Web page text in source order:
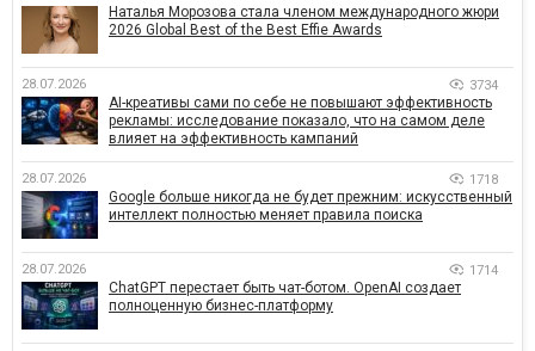
Наталья Морозова стала членом международного жюри
2026 Global Best of the Best Effie Awards
28.07.2026 3734
AI-креативы сами по себе не повышают эффективность
рекламы: исследование показало, что на самом деле
влияет на эффективность кампаний
28.07.2026 1718
Google больше никогда не будет прежним: искусственный
интеллект полностью меняет правила поиска
28.07.2026 1714
ChatGPT перестает быть чат-ботом. OpenAI создает
полноценную бизнес-платформу